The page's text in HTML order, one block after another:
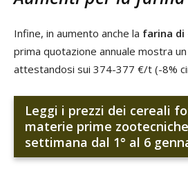
Infine, in aumento anche la farina di
prima quotazione annuale mostra
attestandosi sui 374-377 €/t (-8%
Leggi i prezzi dei cereali
materie prime
settimana dal 1° al 6